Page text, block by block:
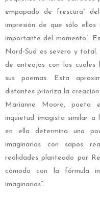
empapado de frescura”
impresión de que sólo
importante del momento”.
Nord-Sud es severo y
de anteojos con los cuales
sus poemas. Esta
distantes prioriza la
Marianne Moore, poeta
inquietud imagista similar a
en ella determina una
imaginarios con sapos
realidades planteado por
cómodo con la fórmula
imaginarios”.